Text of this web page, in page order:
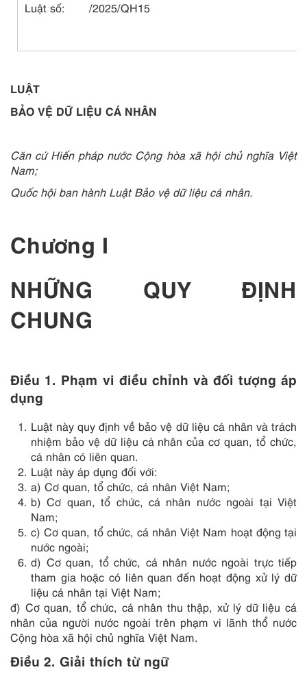
Luật số: /2025/QH15
LUẬT
BẢO VỆ DỮ LIỆU CÁ NHÂN
Căn cứ Hiến pháp nước Cộng hòa xã hội chủ nghĩa Việt
Nam;
Quốc hội ban hành Luật Bảo vệ dữ liệu cá nhân.
Chương I
NHỮNG QUY ĐỊNH
CHUNG
Điều 1. Phạm vi điều chỉnh và đối tượng áp
dụng
Luật này quy định về bảo vệ dữ liệu cá nhân và trách
nhiệm bảo vệ dữ liệu cá nhân của cơ quan, tổ chức,
cá nhân có liên quan.
Luật này áp dụng đối với:
a) Cơ quan, tổ chức, cá nhân Việt Nam;
b) Cơ quan, tổ chức, cá nhân nước ngoài tại Việt
Nam;
c) Cơ quan, tổ chức, cá nhân Việt Nam hoạt động tại
nước ngoài;
d) Cơ quan, tổ chức, cá nhân nước ngoài trực tiếp
tham gia hoặc có liên quan đến hoạt động xử lý dữ
liệu cá nhân tại Việt Nam;
đ) Cơ quan, tổ chức, cá nhân thu thập, xử lý dữ liệu cá
nhân của người nước ngoài trên phạm vi lãnh thổ nước
Cộng hòa xã hội chủ nghĩa Việt Nam.
Điều 2. Giải thích từ ngữ